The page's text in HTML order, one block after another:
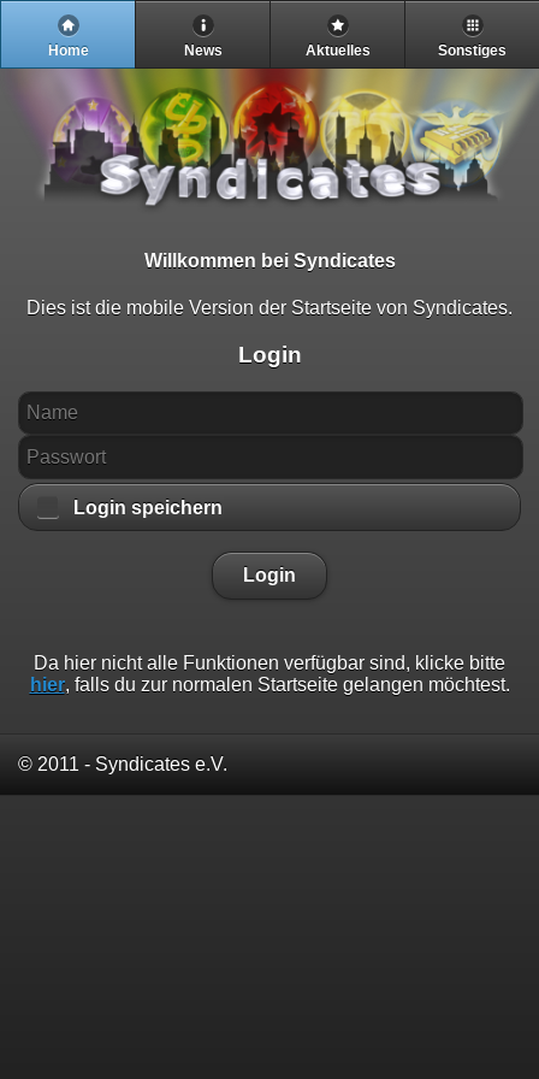
Home News Aktuelles Sonstiges
Willkommen bei Syndicates
Dies ist die mobile Version der Startseite von Syndicates.
Login
Login speichern
Login
Da hier nicht alle Funktionen verfügbar sind, klicke bitte
hier, falls du zur normalen Startseite gelangen möchtest.
© 2011 - Syndicates e.V.